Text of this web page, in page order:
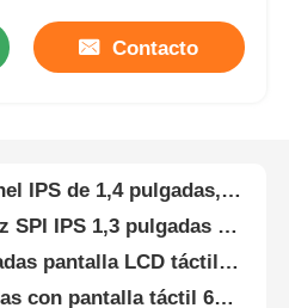
Contacto
1Display IPS LCD de 14 pulgadas con 13 pines controlador de interfaz SPI IC ST7789V2 Resolución 135*240 400 Brillo